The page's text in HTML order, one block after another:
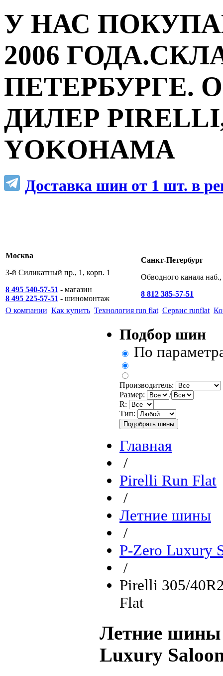
У НАС
2006
ПЕТЕРБУРГЕ.
ДИЛЕР
YOKOHAMA
Доставка шин от 1 шт. в
Москва
3-й Силикатный пр., 1, корп. 1
8 495 540-57-51 - магазин
8 495 225-57-51 - шиномонтаж
Санкт-Петербург
Обводного канала
8 812 385-57-51
О компании Как купить Технология run flat Сервис runflat
Подбор шин
По
Производитель:
Размер:
/
R:
Тип:
Главная
/
Pirelli Run Flat
/
Летние шины
/
P-Zero Luxury
/
Pirelli 305/
Flat
Летние шины
Luxury